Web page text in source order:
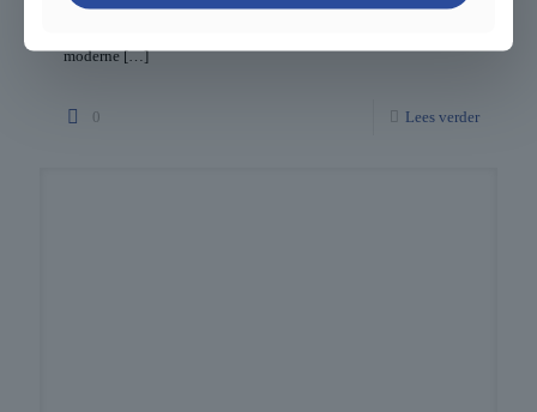
Welkom in Eindhoven, waar VL Mobiliteit u helpt met alle
moderne[…]
0 Lees verder